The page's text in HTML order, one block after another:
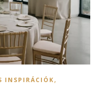
INSPIRÁCIÓK,